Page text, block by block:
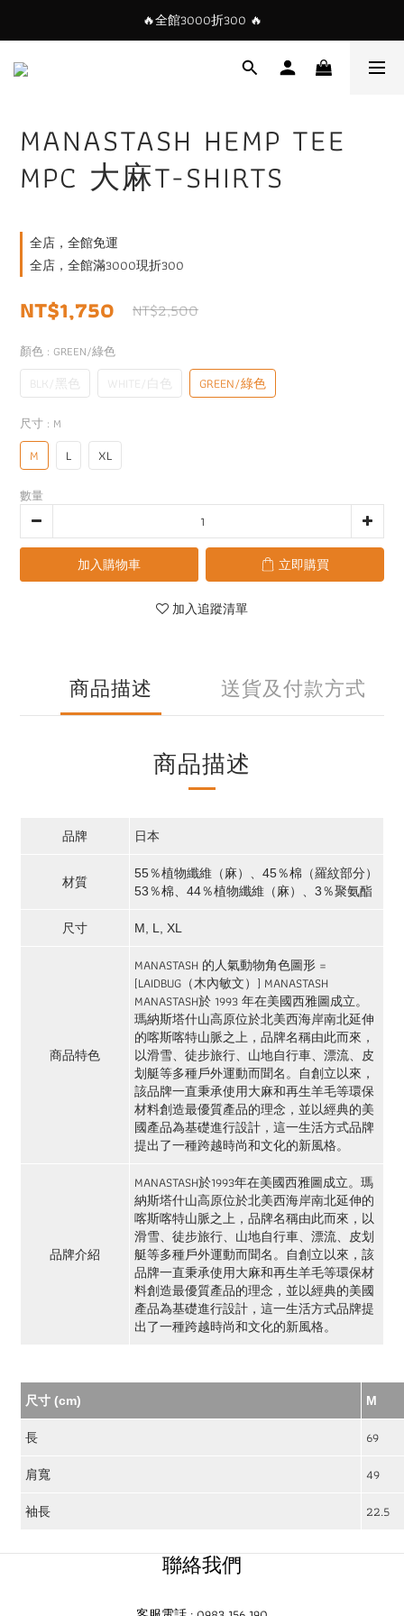
🔥全館3000折300 🔥
MANASTASH HEMP TEE
MPC 大麻T-SHIRTS
全店，全館免運
全店，全館滿3000現折300
NT$1,750 NT$2,500
顏色 : GREEN/綠色
BLK/黑色 WHITE/白色 GREEN/綠色
尺寸 : M
M L XL
數量
加入購物車 立即購買
加入追蹤清單
商品描述 送貨及付款方式
商品描述
品牌 日本
材質
55％植物纖維（麻）、45％棉（羅紋部分）
53％棉、44％植物纖維（麻）、3％聚氨酯
尺寸 M, L, XL
商品特色
MANASTASH 的人氣動物角色圖形 =
[LAIDBUG（木內敏文）] MANASTASH
MANASTASH於 1993 年在美國西雅圖成立。
瑪納斯塔什山高原位於北美西海岸南北延伸
的喀斯喀特山脈之上，品牌名稱由此而來，
以滑雪、徒步旅行、山地自行車、漂流、皮
划艇等多種戶外運動而聞名。自創立以來，
該品牌一直秉承使用大麻和再生羊毛等環保
材料創造最優質產品的理念，並以經典的美
國產品為基礎進行設計，這一生活方式品牌
提出了一種跨越時尚和文化的新風格。
品牌介紹
MANASTASH於1993年在美國西雅圖成立。瑪
納斯塔什山高原位於北美西海岸南北延伸的
喀斯喀特山脈之上，品牌名稱由此而來，以
滑雪、徒步旅行、山地自行車、漂流、皮划
艇等多種戶外運動而聞名。自創立以來，該
品牌一直秉承使用大麻和再生羊毛等環保材
料創造最優質產品的理念，並以經典的美國
產品為基礎進行設計，這一生活方式品牌提
出了一種跨越時尚和文化的新風格。
尺寸 (cm) M
長 69
肩寬 49
袖長 22.5
聯絡我們